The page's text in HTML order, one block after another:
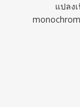
แปลง